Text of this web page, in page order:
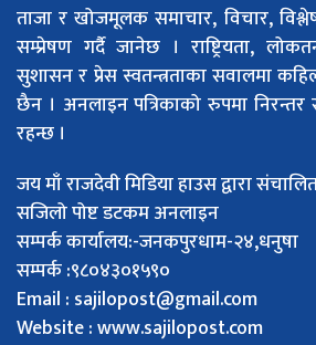
ताजा र खोजमूलक समाचार, विचार,
सम्प्रेषण गर्दै जानेछ । राष्ट्रियता,
सुशासन र प्रेस स्वतन्त्रताका सवालमा
छैन । अनलाइन पत्रिकाको रुपमा
रहन्छ ।
जय माँ राजदेवी मिडिया हाउस द्वारा
सजिलो पोष्ट डटकम अनलाइन
सम्पर्क कार्यालय:-जनकपुरधाम-२४,धनुषा
सम्पर्क :९८०४३०१५९०
Email : sajilopost@gmail.com
Website : www.sajilopost.com